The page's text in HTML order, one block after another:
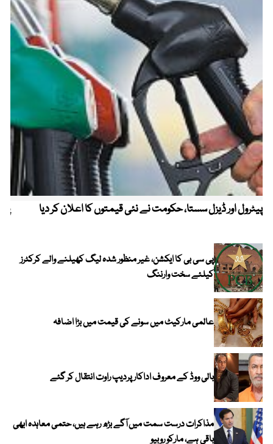
پیٹرول اور ڈیزل سستا، حکومت نے نئی قیمتوں کا اعلان کر دیا
پی سی بی کا ایکشن، غیر منظور شدہ لیگ کھیلنے والے کرکٹرز
کیلئے سخت وارننگ
عالمی مارکیٹ میں سونے کی قیمت میں بڑا اضافہ
بالی ووڈ کے معروف اداکار پردیپ راوت انتقال کر گئے
مذاکرات درست سمت میں آگے بڑھ رہے ہیں، حتمی معاہدہ ابھی
باقی ہے، مارکو روبیو